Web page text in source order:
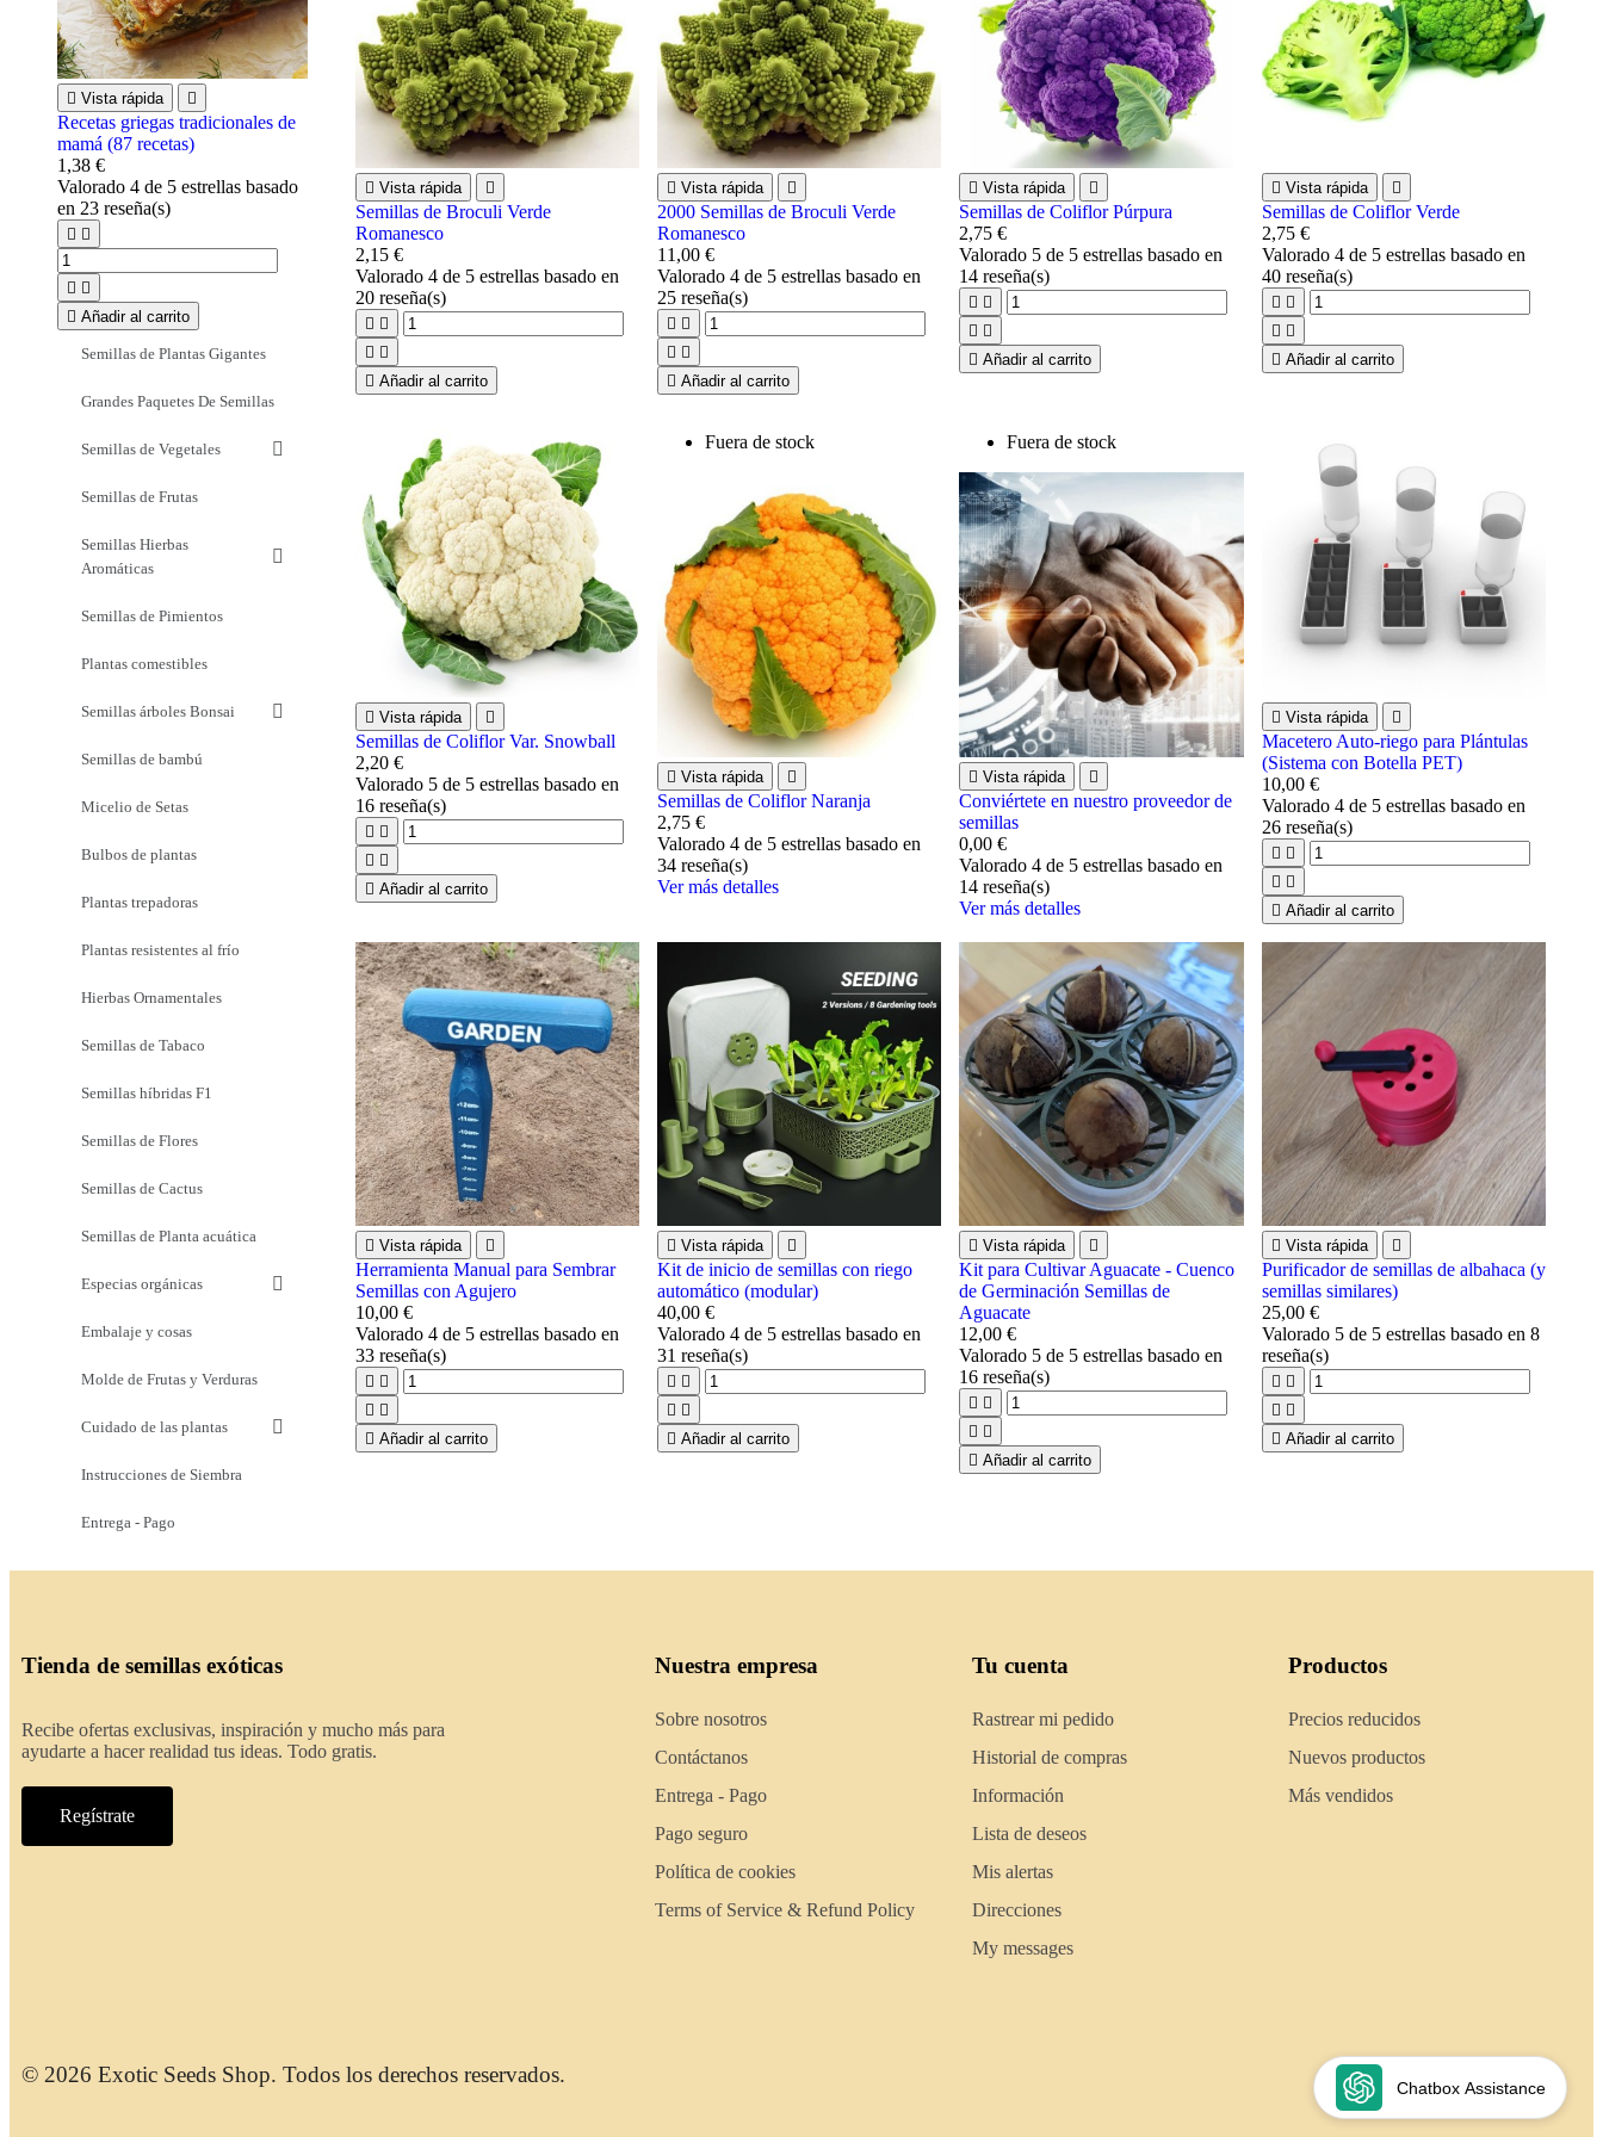
 Vista rápida 
Recetas griegas tradicionales de
mamá (87 recetas)
1,38 €
Valorado 4 de 5 estrellas basado
en 23 reseña(s)
 
 
 Añadir al carrito
Semillas de Plantas Gigantes
Grandes Paquetes De Semillas
Semillas de Vegetales
Semillas de Frutas
Semillas Hierbas
Aromáticas
Semillas de Pimientos
Plantas comestibles
Semillas árboles Bonsai
Semillas de bambú
Micelio de Setas
Bulbos de plantas
Plantas trepadoras
Plantas resistentes al frío
Hierbas Ornamentales
Semillas de Tabaco
Semillas híbridas F1
Semillas de Flores
Semillas de Cactus
Semillas de Planta acuática
Especias orgánicas
Embalaje y cosas
Molde de Frutas y Verduras
Cuidado de las plantas
Instrucciones de Siembra
Entrega - Pago
 Vista rápida 
Semillas de Broculi Verde
Romanesco
2,15 €
Valorado 4de 5 estrellas basado en
20reseña(s)
 
 
 Añadir al carrito
 Vista rápida 
2000 Semillas de Broculi Verde
Romanesco
11,00 €
Valorado 4de 5 estrellas basado en
25reseña(s)
 
 
 Añadir al carrito
 Vista rápida 
Semillas de Coliflor Púrpura
2,75 €
Valorado 5 de 5 estrellas basado en
14 reseña(s)
 
 
 Añadir al carrito
 Vista rápida 
Semillas de Coliflor Verde
2,75 €
Valorado 4de 5 estrellas basado en
40reseña(s)
 
 
 Añadir al carrito
 Vista rápida 
Semillas de Coliflor Var. Snowball
2,20 €
Valorado 5de 5 estrellas basado en
16reseña(s)
 
 
 Añadir al carrito
Fuera de stock
 Vista rápida 
Semillas de Coliflor Naranja
2,75 €
Valorado 4de 5 estrellas basado en
34reseña(s)
Ver más detalles
Fuera de stock
 Vista rápida 
Conviértete en nuestro proveedor de
semillas
0,00 €
Valorado4 de 5 estrellas basado en
14 reseña(s)
Ver más detalles
 Vista rápida 
Macetero Auto-riego para Plántulas
(Sistema con Botella PET)
10,00 €
Valorado 4de 5 estrellas basado en
26reseña(s)
 
 
 Añadir al carrito
 Vista rápida 
Herramienta Manual para Sembrar
Semillas con Agujero
10,00 €
Valorado 4de 5 estrellas basado en
33reseña(s)
 
 
 Añadir al carrito
 Vista rápida 
Kit de inicio de semillas con riego
automático (modular)
40,00 €
Valorado 4de 5 estrellas basado en
31 reseña(s)
 
 
 Añadir al carrito
 Vista rápida 
Kit para Cultivar Aguacate - Cuenco
de Germinación Semillas de
Aguacate
12,00 €
Valorado 5 de 5 estrellas basado en
16 reseña(s)
 
 
 Añadir al carrito
 Vista rápida 
Purificador de semillas de albahaca (y
semillas similares)
25,00 €
Valorado 5de 5 estrellas basado en 8
reseña(s)
 
 
 Añadir al carrito
Chatbox Assistance
Tienda de semillas exóticas
Recibe ofertas exclusivas, inspiración y mucho más para
ayudarte a hacer realidad tus ideas. Todo gratis.
Regístrate
Nuestra empresa
Sobre nosotros
Contáctanos
Entrega - Pago
Pago seguro
Política de cookies
Terms of Service & Refund Policy
Tu cuenta
Rastrear mi pedido
Historial de compras
Información
Lista de deseos
Mis alertas
Direcciones
My messages
Productos
Precios reducidos
Nuevos productos
Más vendidos
© 2026 Exotic Seeds Shop. Todos los derechos reservados.